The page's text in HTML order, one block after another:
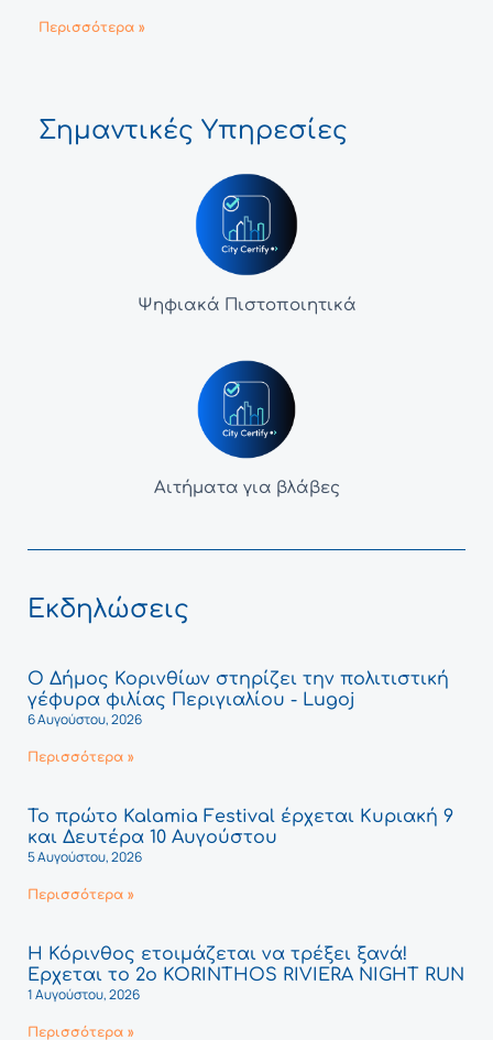
Περισσότερα »
Σημαντικές Υπηρεσίες
Ψηφιακά Πιστοποιητικά
Αιτήματα για βλάβες
Εκδηλώσεις
Ο Δήμος Κορινθίων στηρίζει την πολιτιστική
γέφυρα φιλίας Περιγιαλίου - Lugoj
6 Αυγούστου, 2026
Περισσότερα »
Το πρώτο Kalamia Festival έρχεται Κυριακή 9
και Δευτέρα 10 Αυγούστου
5 Αυγούστου, 2026
Περισσότερα »
Η Κόρινθος ετοιμάζεται να τρέξει ξανά!
Έρχεται το 2ο KORINTHOS RIVIERA NIGHT RUN
1 Αυγούστου, 2026
Περισσότερα »